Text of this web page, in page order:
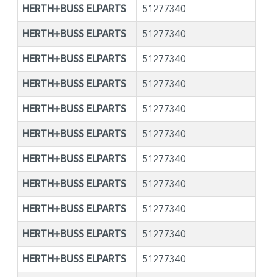
HERTH+BUSS ELPARTS 51277340
HERTH+BUSS ELPARTS 51277340
HERTH+BUSS ELPARTS 51277340
HERTH+BUSS ELPARTS 51277340
HERTH+BUSS ELPARTS 51277340
HERTH+BUSS ELPARTS 51277340
HERTH+BUSS ELPARTS 51277340
HERTH+BUSS ELPARTS 51277340
HERTH+BUSS ELPARTS 51277340
HERTH+BUSS ELPARTS 51277340
HERTH+BUSS ELPARTS 51277340